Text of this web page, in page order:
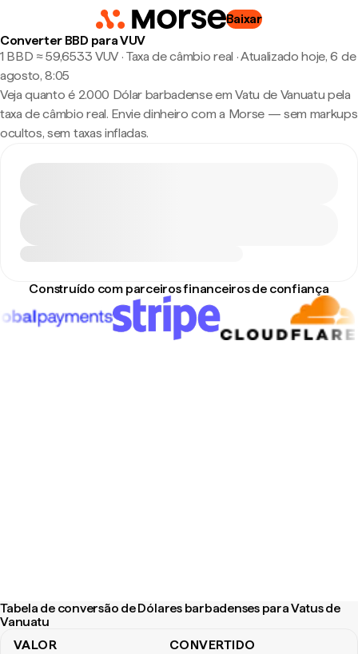
Baixar
Converter BBD para VUV
1 BBD ≈ 59,6533 VUV · Taxa de câmbio real ·Atualizado hoje, 6 de
agosto, 8:05
Veja quanto é 2.000 Dólar barbadense em Vatu de Vanuatu pela
taxa de câmbio real. Envie dinheiro com a Morse — sem markups
ocultos, sem taxas infladas.
Construído com parceiros financeiros de confiança
Tabela de conversão de Dólares barbadenses para Vatus de
Vanuatu
VALOR CONVERTIDO